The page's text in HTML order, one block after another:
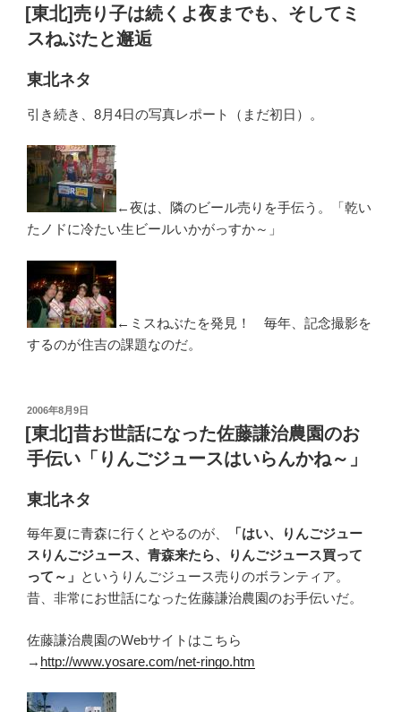
稿
日:
[東北]売り子は続くよ夜までも、そしてミ
スねぶたと邂逅
東北ネタ
引き続き、8月4日の写真レポート（まだ初日）。
←夜は、隣のビール売りを手伝う。「乾い
たノドに冷たい生ビールいかがっすか～」
←ミスねぶたを発見！ 毎年、記念撮影を
するのが住吉の課題なのだ。
投
稿
日:
2006年8月9日
[東北]昔お世話になった佐藤謙治農園のお
手伝い「りんごジュースはいらんかね～」
東北ネタ
毎年夏に青森に行くとやるのが、
「はい、りんごジュー
スりんごジュース、青森来たら、りんごジュース買って
って～」 というりんごジュース売りのボランティア。
昔、非常にお世話になった佐藤謙治農園のお手伝いだ。
佐藤謙治農園のWebサイトはこちら
→ http://www.yosare.com/net-ringo.htm